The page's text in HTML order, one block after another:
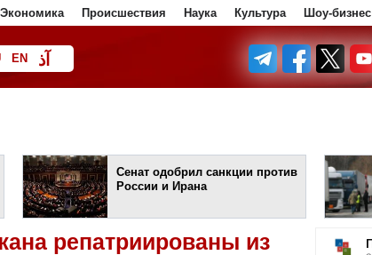
Экономика Происшествия Наука Культура Шоу-бизнес
EN آذ
Сенат одобрил санкции против
России и Ирана
репатриированы из